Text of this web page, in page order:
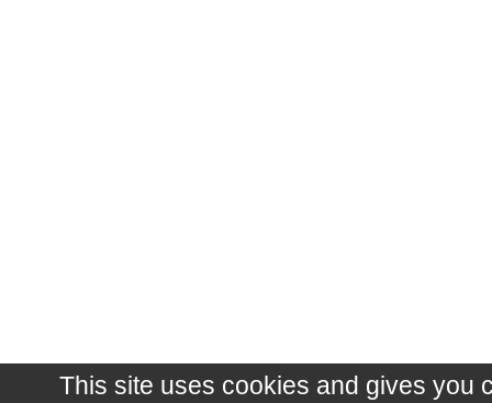
This site uses cookies and gives you